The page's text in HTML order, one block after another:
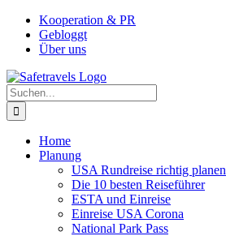
Zum
Inhalt
springen
Facebook
Instagram
YouTube
PinterestKooperation & PR
Gebloggt
Über uns
Suche
nach:
Home
Planung
USA Rundreise richtig planen
Die 10 besten Reiseführer
ESTA und Einreise
Einreise USA Corona
National Park Pass